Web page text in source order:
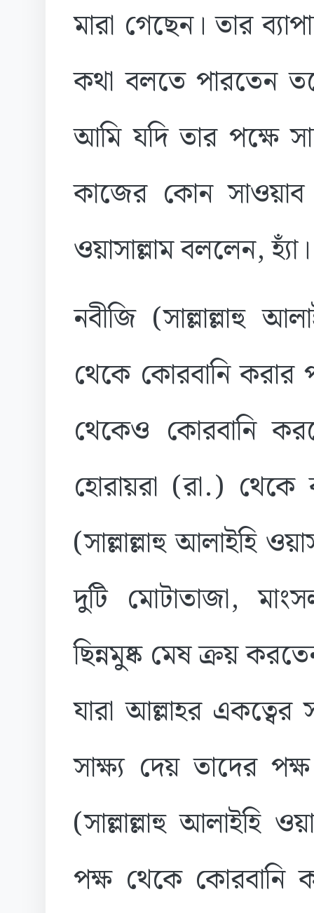
মারা গেছেন। তার
কথা বলতে পারতেন
আমি যদি তার পক্ষে
কাজের কোন সাওয়াব
ওয়াসাল্লাম বললেন,
নবীজি (সাল্লাল্লাহু
থেকে কোরবানি করার
থেকেও কোরবানি
হোরায়রা (রা.) থেকে
(সাল্লাল্লাহু আলাইহি
দুটি মোটাতাজা,
ছিন্নমুষ্ক মেষ ক্রয়
যারা আল্লাহর
সাক্ষ্য দেয় তাদের
(সাল্লাল্লাহু আলাইহি
পক্ষ থেকে কোরবানি